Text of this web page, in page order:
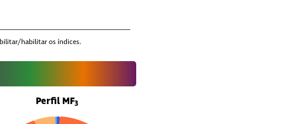
habilitar os índices.
Perfil MF3